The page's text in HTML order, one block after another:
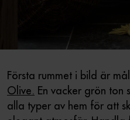
Första rummet i bild är
Olive. En vacker grön ton
alla typer av hem för att